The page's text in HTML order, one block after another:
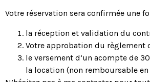
Votre réservation sera confirmée une
la réception et validation du
Votre approbation du règlement
le versement d’un acompte de
la location (non remboursable en